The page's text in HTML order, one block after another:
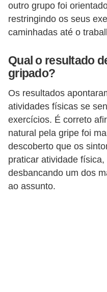
outro grupo foi
restringindo os seus
caminhadas até o
Qual o resultado
gripado?
Os resultados
atividades físicas se
exercícios. É correto
natural pela gripe foi
descoberto que os
praticar atividade
desbancando um dos
ao assunto.